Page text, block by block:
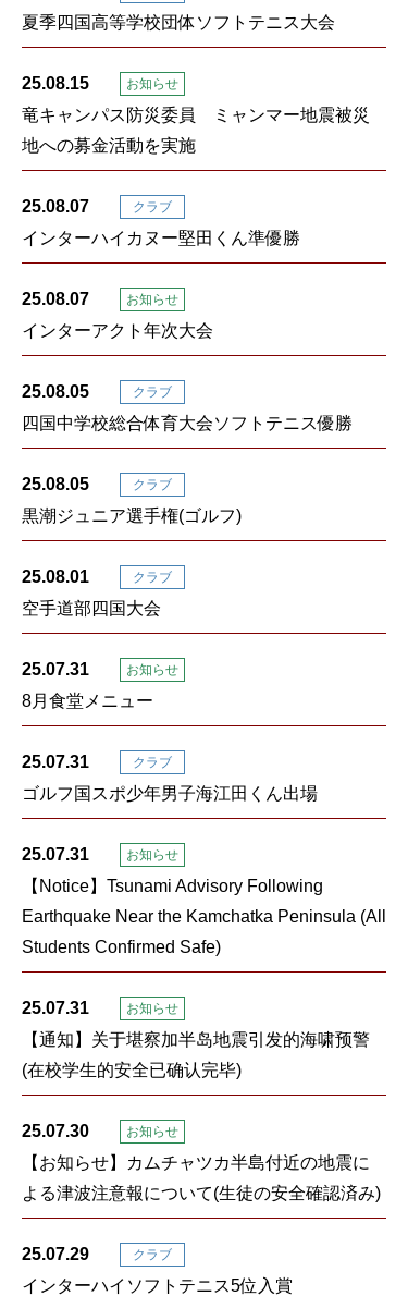
夏季四国高等学校団体ソフトテニス大会
お知らせ
25.08.15
竜キャンパス防災委員 ミャンマー地震被災
地への募金活動を実施
クラブ
25.08.07
インターハイカヌー堅田くん準優勝
お知らせ
25.08.07
インターアクト年次大会
クラブ
25.08.05
四国中学校総合体育大会ソフトテニス優勝
クラブ
25.08.05
黒潮ジュニア選手権(ゴルフ)
クラブ
25.08.01
空手道部四国大会
お知らせ
25.07.31
8月食堂メニュー
クラブ
25.07.31
ゴルフ国スポ少年男子海江田くん出場
お知らせ
25.07.31
【Notice】Tsunami Advisory Following
Earthquake Near the Kamchatka Peninsula (All
Students Confirmed Safe)
お知らせ
25.07.31
【通知】关于堪察加半岛地震引发的海啸预警
(在校学生的安全已确认完毕)
お知らせ
25.07.30
【お知らせ】カムチャツカ半島付近の地震に
よる津波注意報について(生徒の安全確認済み)
クラブ
25.07.29
インターハイソフトテニス5位入賞